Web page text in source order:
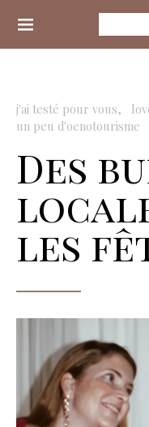
Search for:
j'ai testé pour vous
un peu d'oenotourisme
Des
les